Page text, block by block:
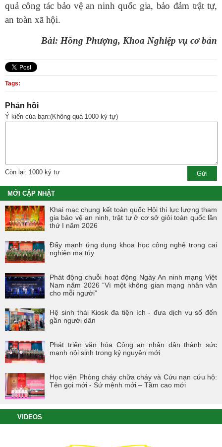
quả công tác bảo vệ an ninh quốc gia, bảo đảm trật tự,
an toàn xã hội.
Bài: Hồng Phượng, Khoa Nghiệp vụ cơ bản
Tags:
Phản hồi
Ý kiến của bạn:(Không quá 1000 ký tự)
Còn lại: 1000 ký tự
MỚI CẬP NHẬT
Khai mạc chung kết toàn quốc Hội thi lực lượng tham
gia bảo vệ an ninh, trật tự ở cơ sở giỏi toàn quốc lần
thứ I năm 2026
Đẩy mạnh ứng dụng khoa học công nghệ trong cai
nghiện ma túy
Phát động chuỗi hoạt động Ngày An ninh mạng Việt
Nam năm 2026 “Vì một không gian mạng nhân văn
cho mỗi người”
Hệ sinh thái Kiosk đa tiện ích - đưa dịch vụ số đến
gần người dân
Phát triển văn hóa Công an nhân dân thành sức
mạnh nội sinh trong kỷ nguyên mới
Học viện Phòng cháy chữa cháy và Cứu nạn cứu hộ:
Tên gọi mới - Sứ mệnh mới – Tầm cao mới
VIDEOS